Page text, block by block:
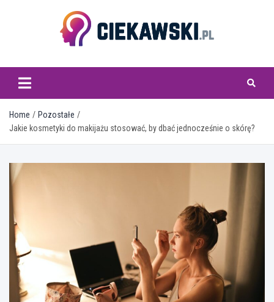
ciekawski.pl
Home
Pozostałe
Jakie kosmetyki do makijażu stosować, by dbać jednocześnie o skórę?